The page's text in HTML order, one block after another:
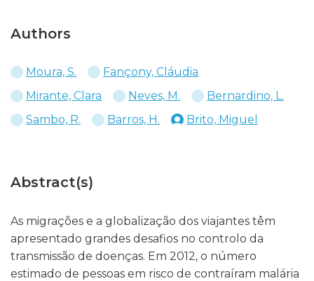
Authors
Moura, S.
Fançony, Cláudia
Mirante, Clara
Neves, M.
Bernardino, L.
Sambo, R.
Barros, H. Brito, Miguel
Abstract(s)
As migrações e a globalização dos viajantes têm
apresentado grandes desafios no controlo da
transmissão de doenças. Em 2012, o número
estimado de pessoas em risco de contraíram malária